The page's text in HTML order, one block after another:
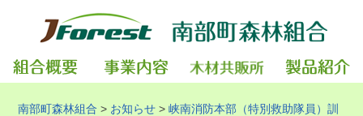
南部町森林組合 > お知らせ >峡南消防本部（特別救助隊員）訓